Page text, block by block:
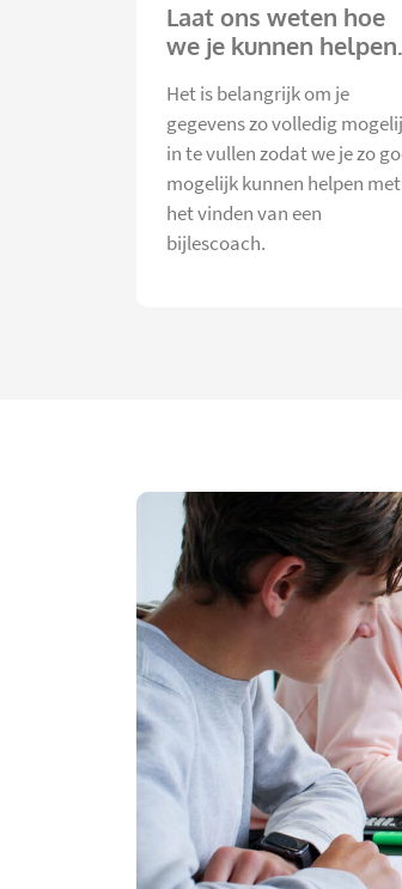
Laat ons weten hoe
we je kunnen helpen.
Het is belangrijk om je
gegevens zo volledig
in te vullen zodat we je zo
mogelijk kunnen helpen met
het vinden van een
bijlescoach.